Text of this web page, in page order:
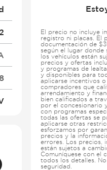
El precio no incluye
registro ni placas. El
documentación de
según el lugar donde
los vehículos están
precios y ofertas
y programas de
y disponibles para
aplicarse incentivos
compradores que
arrendamiento y
bien calificados a
por el concesionario
con programas
todas las ofertas se
aplicarse otras
esforzamos por
precios y la
errores. Los precios,
están sujetos a
Comuníquese con el
todos los detalles.
seguridad.